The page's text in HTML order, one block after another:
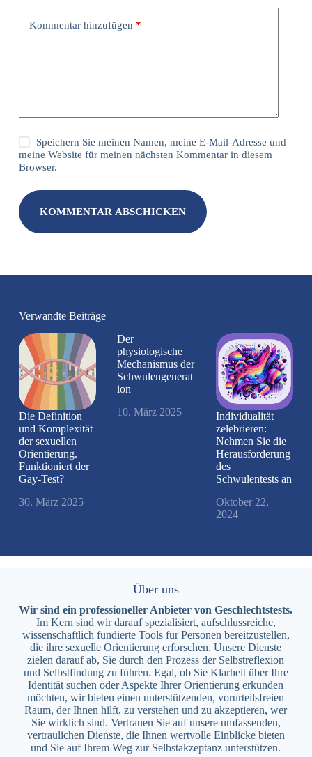
Kommentar hinzufügen *
Speichern Sie meinen Namen, meine E-Mail-Adresse und
meine Website für meinen nächsten Kommentar in diesem
Browser.
KOMMENTAR ABSCHICKEN
Verwandte Beiträge
Die Definition
und Komplexität
der sexuellen
Orientierung.
Funktioniert der
Gay-Test?
30. März 2025
Der
physiologische
Mechanismus der
Schwulengenerat
ion
10. März 2025
Individualität
zelebrieren:
Nehmen Sie die
Herausforderung
des
Schwulentests an
Oktober 22,
2024
Über uns
Wir sind ein professioneller Anbieter von Geschlechtstests.
Im Kern sind wir darauf spezialisiert, aufschlussreiche,
wissenschaftlich fundierte Tools für Personen bereitzustellen,
die ihre sexuelle Orientierung erforschen. Unsere Dienste
zielen darauf ab, Sie durch den Prozess der Selbstreflexion
und Selbstfindung zu führen. Egal, ob Sie Klarheit über Ihre
Identität suchen oder Aspekte Ihrer Orientierung erkunden
möchten, wir bieten einen unterstützenden, vorurteilsfreien
Raum, der Ihnen hilft, zu verstehen und zu akzeptieren, wer
Sie wirklich sind. Vertrauen Sie auf unsere umfassenden,
vertraulichen Dienste, die Ihnen wertvolle Einblicke bieten
und Sie auf Ihrem Weg zur Selbstakzeptanz unterstützen.